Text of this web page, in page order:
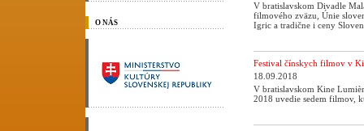
O NÁS
V bratislavskom Divadle
filmového zväzu, Únie
Igric a tradične i ceny
Festival čínskych filmov v
18.09.2018
V bratislavskom Kine
2018 uvedie sedem filmov,